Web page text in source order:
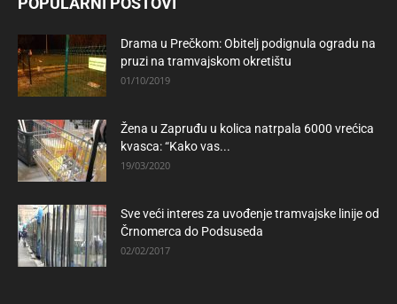
Drama u Prečkom: Obitelj podignula ogradu na
pruzi na tramvajskom okretištu
01/10/2019
Žena u Zapruđu u kolica natrpala 6000 vrećica
kvasca: “Kako vas...
19/03/2020
Sve veći interes za uvođenje tramvajske linije od
Črnomerca do Podsuseda
02/02/2017